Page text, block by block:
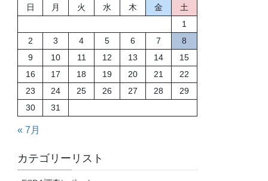
日 月 火 水 木 金
土
1
2
3 4 5 6 7
8
9
10 11 12 13 14
15
16
17 18 19 20 21
22
23
24 25 26 27 28
29
30
31
« 7月
カテゴリーリスト